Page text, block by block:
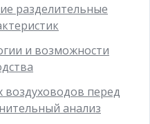
разделительные
и возможности
перед
анализ